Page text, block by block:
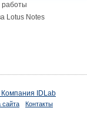
работы
Lotus Notes
Компания IDLab
сайта Контакты